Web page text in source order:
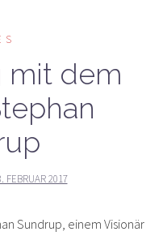
mit dem
FEBRUAR 2017
Sundrup, einem Visionär